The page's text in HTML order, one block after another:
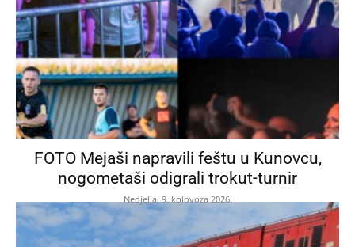
FOTO Mejaši napravili feštu u Kunovcu,
nogometaši odigrali trokut-turnir
Nedjelja, 9. kolovoza 2026.